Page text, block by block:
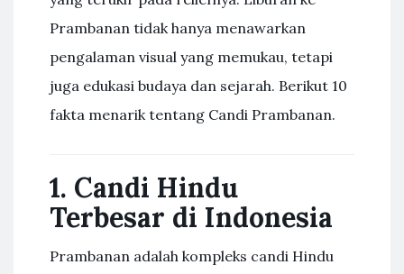
Prambanan tidak hanya menawarkan
pengalaman visual yang memukau, tetapi
juga edukasi budaya dan sejarah. Berikut 10
fakta menarik tentang Candi Prambanan.
1. Candi Hindu
Terbesar di Indonesia
Prambanan adalah kompleks candi Hindu